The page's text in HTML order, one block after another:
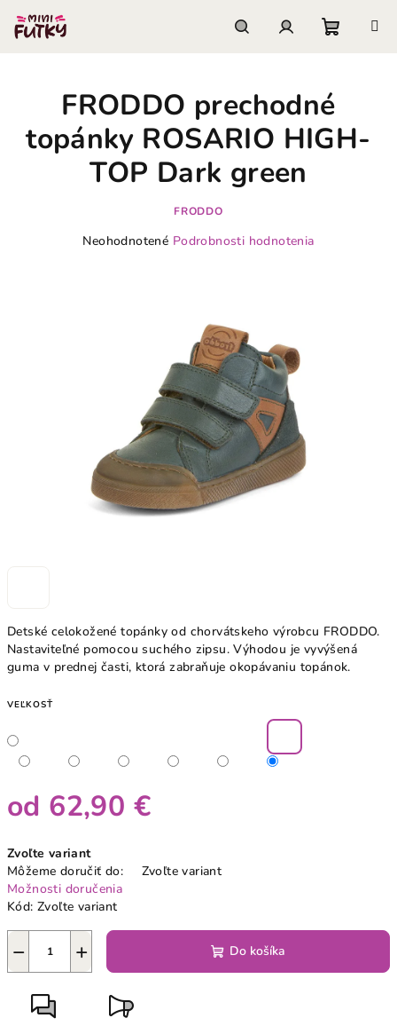
obsah
košík
Detské celokožené topánky od chorvátskeho výrobcu FRODDO.
Nastaviteľné pomocou suchého zipsu. Výhodou je vyvýšená
guma v prednej časti, ktorá zabraňuje okopávaniu topánok.
VEĽKOSŤ
od 62,90 €
cena:
Zvoľte variant
Môžeme doručiť do:
Zvoľte variant
Možnosti doručenia
Kód: Zvoľte variant
+
− Do košíka
FRODDO prechodné
topánky ROSARIO HIGH-
TOP Dark green
FRODDO
Priemerné
Neohodnotené Podrobnosti hodnotenia